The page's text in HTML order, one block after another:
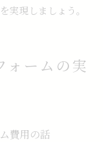
実現しましょう。
ォームの実
費用の話